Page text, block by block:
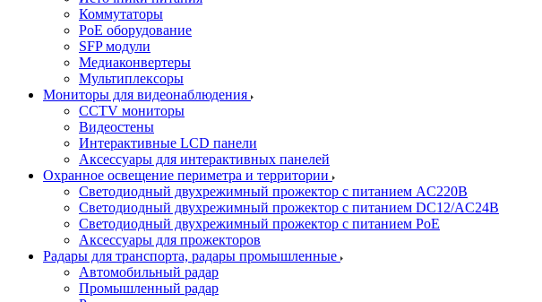
Коммутаторы
PoE оборудование
SFP модули
Медиаконвертеры
Мультиплексоры
Мониторы для видеонаблюдения
CCTV мониторы
Видеостены
Интерактивные LCD панели
Аксессуары для интерактивных панелей
Охранное освещение периметра и территории
Светодиодный двухрежимный прожектор с питанием AC220В
Светодиодный двухрежимный прожектор с питанием DC12/AC24В
Светодиодный двухрежимный прожектор с питанием PoE
Аксессуары для прожекторов
Радары для транспорта, радары промышленные
Автомобильный радар
Промышленный радар